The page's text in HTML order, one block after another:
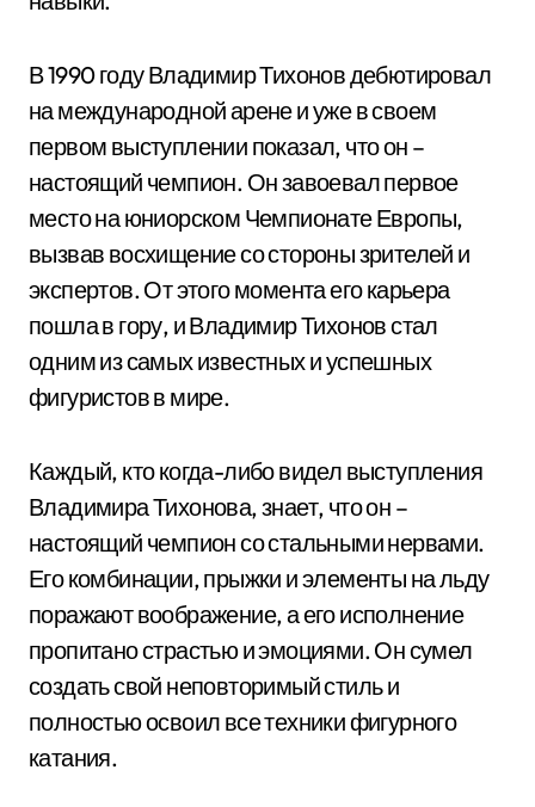
В 1990 году Владимир Тихонов дебютировал
на международной арене и уже в своем
первом выступлении показал, что он –
настоящий чемпион. Он завоевал первое
место на юниорском Чемпионате Европы,
вызвав восхищение со стороны зрителей и
экспертов. От этого момента его карьера
пошла в гору, и Владимир Тихонов стал
одним из самых известных и успешных
фигуристов в мире.
Каждый, кто когда-либо видел выступления
Владимира Тихонова, знает, что он –
настоящий чемпион со стальными нервами.
Его комбинации, прыжки и элементы на льду
поражают воображение, а его исполнение
пропитано страстью и эмоциями. Он сумел
создать свой неповторимый стиль и
полностью освоил все техники фигурного
катания.